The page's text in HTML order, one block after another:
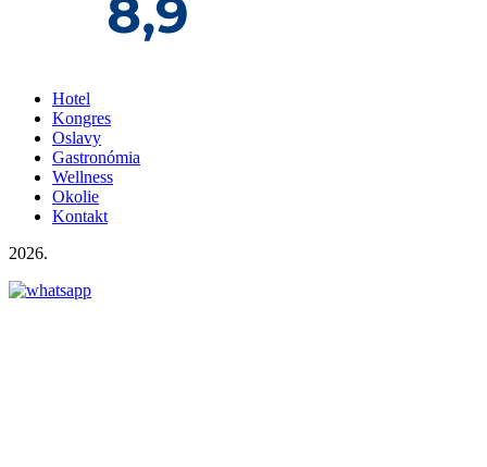
Hotel
Kongres
Oslavy
Gastronómia
Wellness
Okolie
Kontakt
2026.